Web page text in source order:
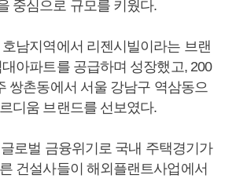
중심으로 규모를 키웠다.
남지역에서 리젠시빌이라는 브랜
아파트를 공급하며 성장했고, 200
쌍촌동에서 서울 강남구 역삼동으
디움 브랜드를 선보였다.
로벌 금융위기로 국내 주택경기가
건설사들이 해외플랜트사업에서